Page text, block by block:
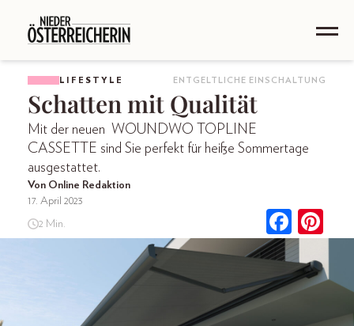
LIFESTYLE ENTGELTLICHE EINSCHALTUNG
Schatten mit Qualität
Mit der neuen WOUNDWO TOPLINE
CASSETTE sind Sie perfekt für heiße Sommertage
ausgestattet.
Von Online Redaktion
17. April 2023
2 Min.